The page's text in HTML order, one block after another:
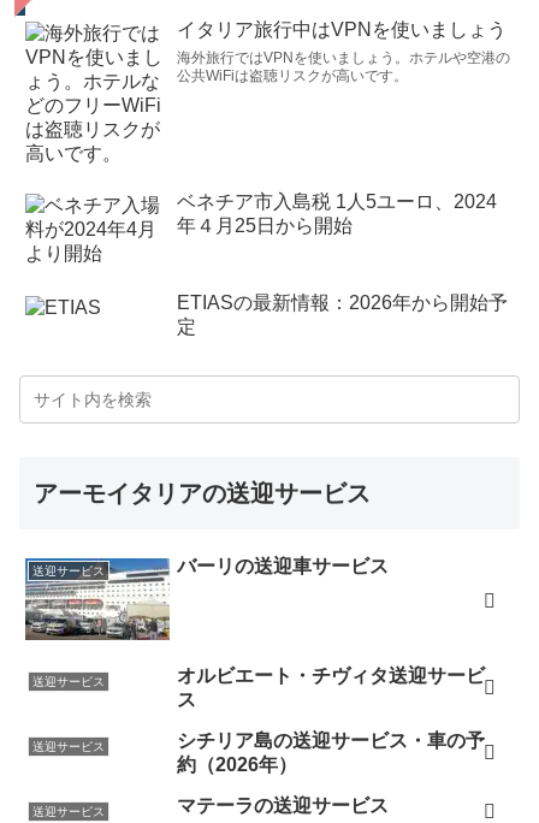
イタリア旅行中はVPNを使いましょう
海外旅行ではVPNを使いましょう。ホテルや空港の
公共WiFiは盗聴リスクが高いです。
ベネチア市入島税 1人5ユーロ、2024
年４月25日から開始
ETIASの最新情報：2026年から開始予
定
アーモイタリアの送迎サービス
送迎サービス バーリの送迎車サービス
送迎サービス
オルビエート・チヴィタ送迎サービ
ス
送迎サービス
シチリア島の送迎サービス・車の予
約（2026年）
送迎サービス マテーラの送迎サービス